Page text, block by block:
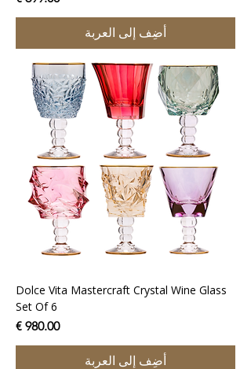
أضِف إلى العربة
Dolce Vita Mastercraft Crystal Wine Glass
Set Of 6
السعر
أضِف إلى العربة